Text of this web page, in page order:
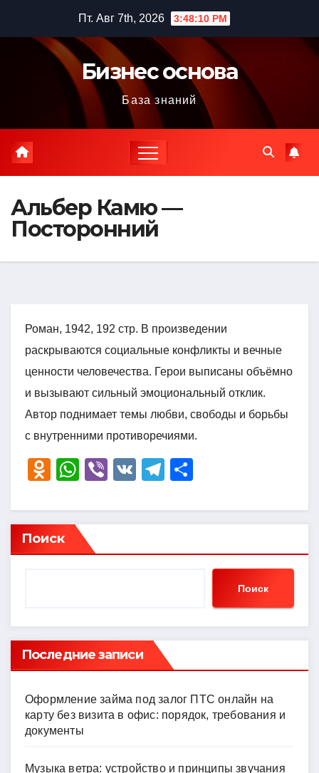
содержимому
Пт. Авг 7th, 2026 3:48:11 PM
Бизнес основа
База знаний
Альбер Камю —
Посторонний
Роман, 1942, 192 стр. В произведении
раскрываются социальные конфликты и вечные
ценности человечества. Герои выписаны объёмно
и вызывают сильный эмоциональный отклик.
Автор поднимает темы любви, свободы и борьбы
с внутренними противоречиями.
O
n
o
kl
ni
ki
W
at
s
A
Vi
er
V
T
e
a
р
в
ть
Поиск
Поиск
Последние записи
Оформление займа под залог ПТС онлайн на
карту без визита в офис: порядок, требования и
документы
Музыка ветра: устройство и принципы звучания